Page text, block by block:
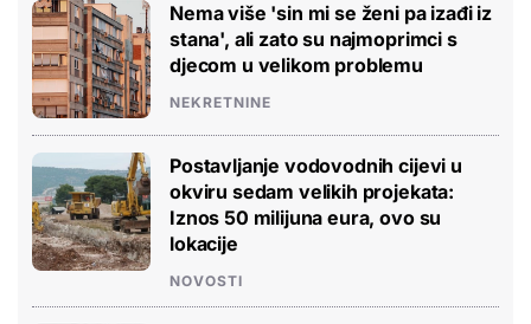
Nema više 'sin mi se ženi pa izađi iz
stana', ali zato su najmoprimci s
djecom u velikom problemu
NEKRETNINE
Postavljanje vodovodnih cijevi u
okviru sedam velikih projekata:
Iznos 50 milijuna eura, ovo su
lokacije
NOVOSTI